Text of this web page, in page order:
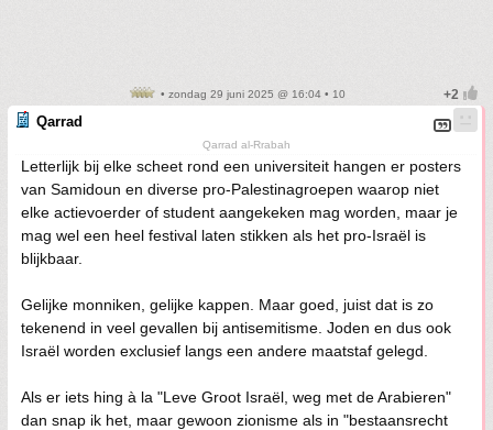
• zondag 29 juni 2025 @ 16:04 • 10
Qarrad
Qarrad al-Rrabah
Letterlijk bij elke scheet rond een universiteit hangen er posters
van Samidoun en diverse pro-Palestinagroepen waarop niet
elke actievoerder of student aangekeken mag worden, maar je
mag wel een heel festival laten stikken als het pro-Israël is
blijkbaar.
Gelijke monniken, gelijke kappen. Maar goed, juist dat is zo
tekenend in veel gevallen bij antisemitisme. Joden en dus ook
Israël worden exclusief langs een andere maatstaf gelegd.
Als er iets hing à la "Leve Groot Israël, weg met de Arabieren"
dan snap ik het, maar gewoon zionisme als in "bestaansrecht